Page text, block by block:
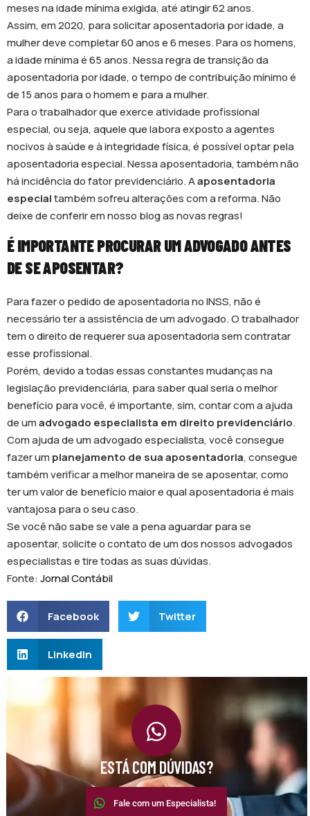
meses na idade mínima exigida, até atingir 62 anos.
Assim, em 2020, para solicitar aposentadoria por idade, a
mulher deve completar 60 anos e 6 meses. Para os homens,
a idade mínima é 65 anos. Nessa regra de transição da
aposentadoria por idade, o tempo de contribuição mínimo é
de 15 anos para o homem e para a mulher.
Para o trabalhador que exerce atividade profissional
especial, ou seja, aquele que labora exposto a agentes
nocivos à saúde e à integridade física, é possível optar pela
aposentadoria especial. Nessa aposentadoria, também não
há incidência do fator previdenciário. Aaposentadoria
especialtambém sofreu alterações com a reforma. Não
deixe de conferir em nosso blog as novas regras!
É IMPORTANTE PROCURAR UM ADVOGADO ANTES
DE SE APOSENTAR?
Para fazer o pedido de aposentadoria no INSS, não é
necessário ter a assistência de um advogado. O trabalhador
tem o direito de requerer sua aposentadoria sem contratar
esse profissional.
Porém, devido a todas essas constantes mudanças na
legislação previdenciária, para saber qual seria o melhor
benefício para você, é importante, sim, contar com a ajuda
de umadvogado especialista em direito previdenciário.
Com ajuda de um advogado especialista, você consegue
fazer um planejamento de sua aposentadoria, consegue
também verificar a melhor maneira de se aposentar, como
ter um valor de benefício maior e qual aposentadoria é mais
vantajosa para o seu caso.
Se você não sabe se vale a pena aguardar para se
aposentar, solicite o contato de um dos nossos advogados
especialistas e tire todas as suas dúvidas.
Fonte:Jornal Contábil
Facebook Twitter
LinkedIn
ESTÁ COM DÚVIDAS?
Fale com um Especialista!